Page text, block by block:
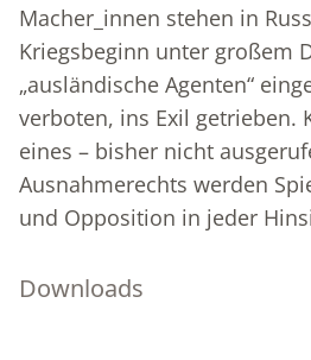
Macher_innen stehen in
Kriegsbeginn unter großem
„ausländische Agenten“
verboten, ins Exil getrieben.
eines – bisher nicht
Ausnahmerechts werden
und Opposition in jeder
Downloads